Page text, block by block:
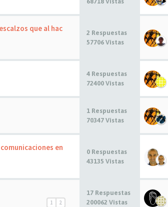
que al hac
2 Respuestas
57706 Vistas
4 Respuestas
72400 Vistas
1 Respuestas
70347 Vistas
en
0 Respuestas
43135 Vistas
1 2
17 Respuestas
200062 Vistas